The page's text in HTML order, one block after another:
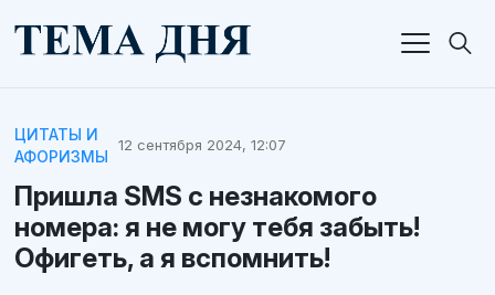
ЦИТАТЫ И
АФОРИЗМЫ
12 сентября 2024, 12:07
Пришла SMS с незнакомого
номера: я не могу тебя забыть!
Офигеть, а я вспомнить!